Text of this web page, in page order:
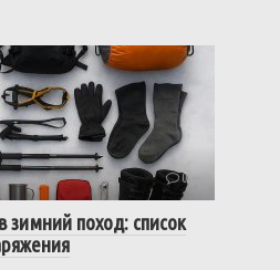
0
зимний поход: список